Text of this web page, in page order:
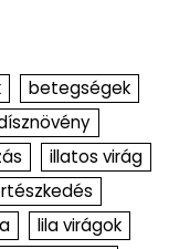
betegségek
illatos virág
lila virágok